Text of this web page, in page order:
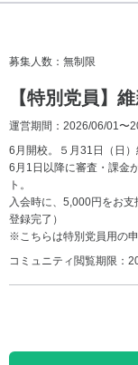
募集人数：無制限
【特別党員】
運営期間：2026/06/01〜
6月開校。５月31日（日）
6月1日以降に審査・課金
ト。
入会時に、5,000円をお
登録完了）
※こちらは特別党員用の
コミュニティ閲覧期限：